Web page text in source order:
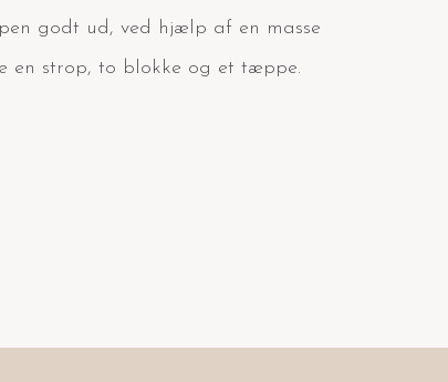
godt ud, ved hjælp af en masse
en strop, to blokke og et tæppe.